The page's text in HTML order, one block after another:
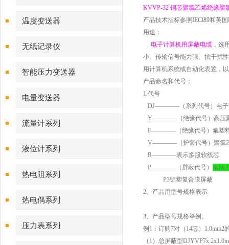
温度变送器
无纸记录仪
智能压力变送器
电量变送器
流量计系列
液位计系列
热电阻系列
热电偶系列
压力表系列
KVVP-32 铜芯聚氯乙烯绝缘聚
产品技术指标参照IECl89和英
用途：
电子计算机用屏蔽电缆 ，选
小、传输信号能力强、抗干扰
用计算机系统或自动化表置，
产品命名和代号：
1.代号
DJ————（系列代号）电子
Y————（绝缘代号）高压
F————（绝缘代号）氟塑
V————（护套代号）聚氯
R————表示多股软线芯
P————（屏蔽代号） 铜网
P3铝塑复合膜屏蔽
2、产品用型号规格表示
3、产品型号规格举例。
例1：订购7对（14芯）
（1）总屏蔽型DJYVP7x